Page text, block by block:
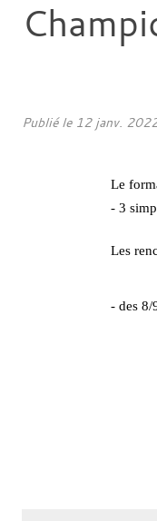
Publié le 12 janv.
Le
- 3
Les
- des